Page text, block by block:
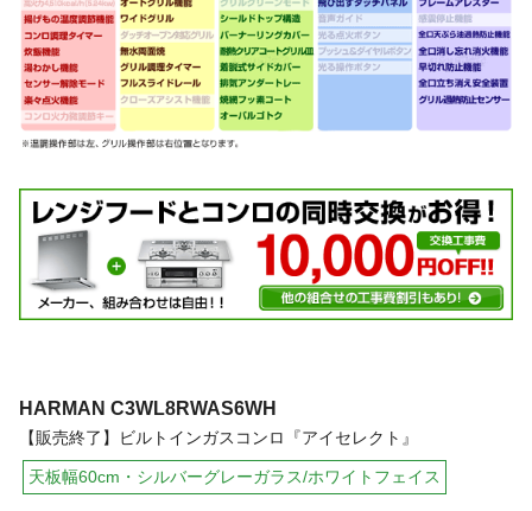
HARMAN C3WL8RWAS6WH
【販売終了】ビルトインガスコンロ『アイセレクト』
天板幅60cm・シルバーグレーガラス/ホワイトフェイス